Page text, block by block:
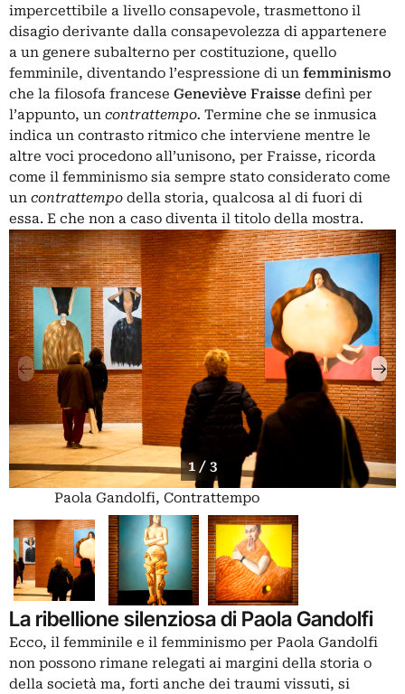
impercettibile a livello consapevole, trasmettono il
disagio derivante dalla consapevolezza di appartenere
a un genere subalterno per costituzione, quello
femminile, diventando l’espressione di un femminismo
che la filosofa francese Geneviève Fraisse definì per
l’appunto, un contrattempo. Termine che se inmusica
indica un contrasto ritmico che interviene mentre le
altre voci procedono all’unisono, per Fraisse, ricorda
come il femminismo sia sempre stato considerato come
un contrattempo della storia, qualcosa al di fuori di
essa. E che non a caso diventa il titolo della mostra.
1 / 3
Paola Gandolfi, Contrattempo
La ribellione silenziosa di Paola Gandolfi
Ecco, il femminile e il femminismo per Paola Gandolfi
non possono rimane relegati ai margini della storia o
della società ma, forti anche dei traumi vissuti, si